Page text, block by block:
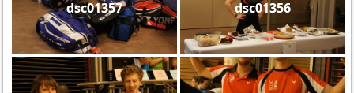
dsc01357 dsc01356